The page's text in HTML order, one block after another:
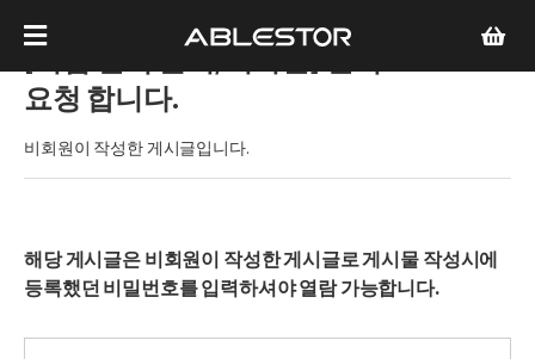
요청 합니다.
비회원이 작성한 게시글입니다.
해당 게시글은 비회원이 작성한 게시글로 게시물 작성시에
등록했던 비밀번호를 입력하셔야 열람 가능합니다.